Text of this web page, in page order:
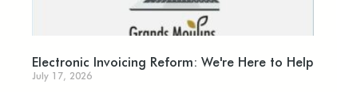
Electronic Invoicing Reform: We're Here to Help
July 17, 2026